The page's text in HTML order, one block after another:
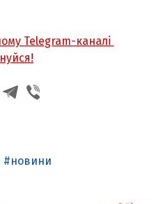
Telegram-каналі
новини